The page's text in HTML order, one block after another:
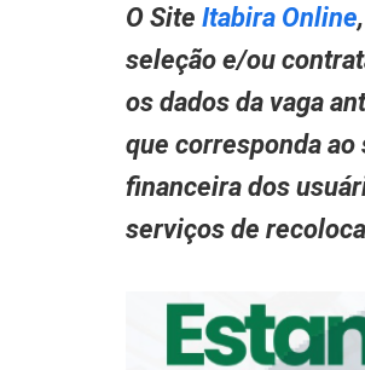
O Site Itabira Online
seleção e/ou
os dados da vaga
que corresponda
financeira dos
serviços de